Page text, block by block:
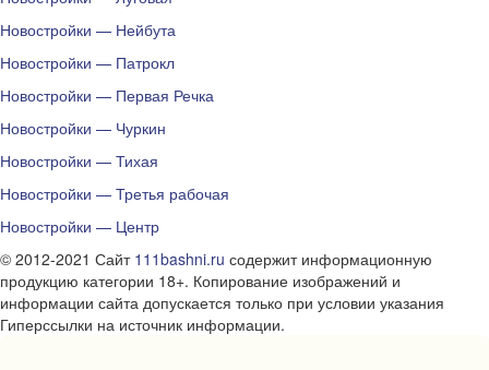
Новостройки — Нейбута
Новостройки — Патрокл
Новостройки — Первая Речка
Новостройки — Чуркин
Новостройки — Тихая
Новостройки — Третья рабочая
Новостройки — Центр
© 2012-2021 Сайт 111bashni.ru содержит информационную
продукцию категории 18+. Копирование изображений и
информации сайта допускается только при условии указания
Гиперссылки на источник информации.